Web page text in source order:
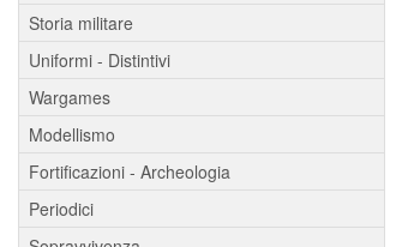
Storia militare
Uniformi - Distintivi
Wargames
Modellismo
Fortificazioni - Archeologia
Periodici